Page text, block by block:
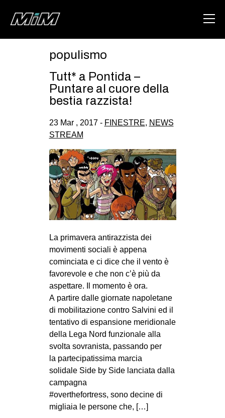
ABOUT
DEGENERAZIONE
CSOA LAMBRETTA
MSM
STUDENTI TSUNAMI
ZAM
MOBILITAZIONI
SPAZI
SPORT POPOLARE
MOVIMENTI
AMBIENTE
ANTIFASCISMO
DIRITTO ALL’ABITARE
GENERI
PRECARIATO
populismo
Tutt* a Pontida –
Puntare al cuore della
bestia razzista!
23 Mar , 2017 - FINESTRE, NEWS
STREAM
La primavera antirazzista dei
movimenti sociali è appena
cominciata e ci dice che il vento è
favorevole e che non c’è più da
aspettare. Il momento è ora.
A partire dalle giornate napoletane
di mobilitazione contro Salvini ed il
tentativo di espansione meridionale
della Lega Nord funzionale alla
svolta sovranista, passando per
la partecipatissima marcia
solidale Side by Side lanciata dalla
campagna
#overthefortress, sono decine di
migliaia le persone che, […]